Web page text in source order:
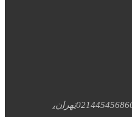
02144545686تهران،